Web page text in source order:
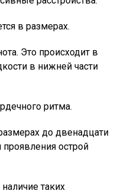
в размерах.
Это происходит в
в нижней части
ритма.
до двенадцати
острой
таких